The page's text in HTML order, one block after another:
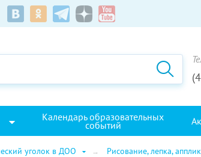
Календарь образовательных
событий
уголок в ДОО Рисование, лепка,